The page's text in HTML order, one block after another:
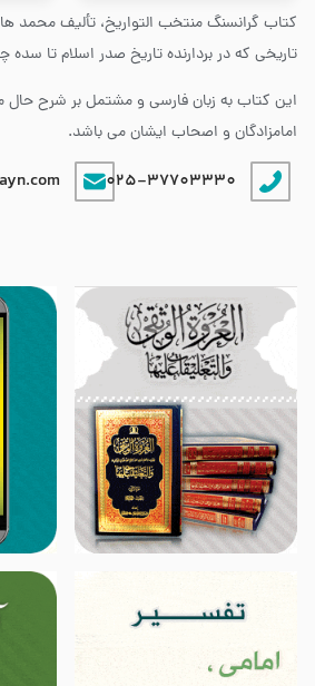
کتاب گرانسنگ منتخب التواريخ، تألیف محمد
تاریخی که در بردارنده تاریخ صدر اسلام تا
این کتاب به زبان فارسی و مشتمل بر شرح حال
امامزادگان و اصحاب ایشان می باشد.
025-37703330